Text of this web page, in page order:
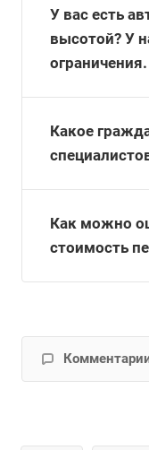
У вас есть
высотой? У
ограничения.
Какое
Как можно
стоимость